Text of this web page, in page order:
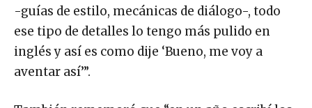
-guías de estilo, mecánicas de diálogo-, todo
ese tipo de detalles lo tengo más pulido en
inglés y así es como dije ‘Bueno, me voy a
aventar así’”.